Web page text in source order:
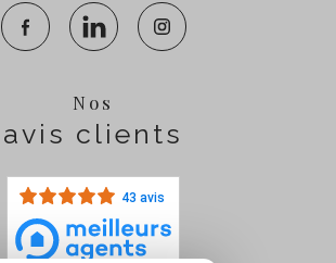
Nos
avis clients
43 avis